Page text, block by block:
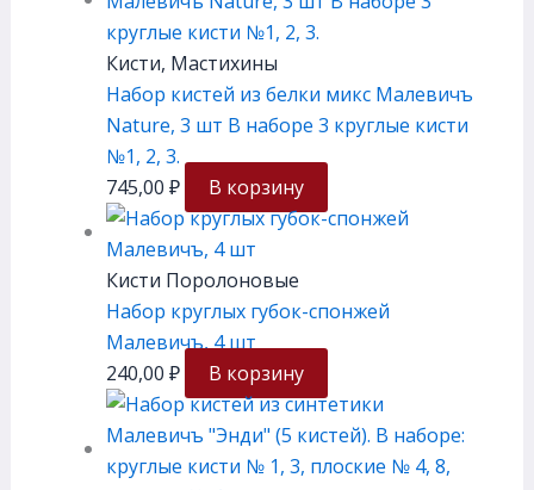
Кисти, Мастихины
Набор кистей из белки микс Малевичъ
Nature, 3 шт В наборе 3 круглые кисти
№1, 2, 3.
745,00 ₽ В корзину
Кисти Поролоновые
Набор круглых губок-спонжей
Малевичъ, 4 шт
240,00 ₽ В корзину